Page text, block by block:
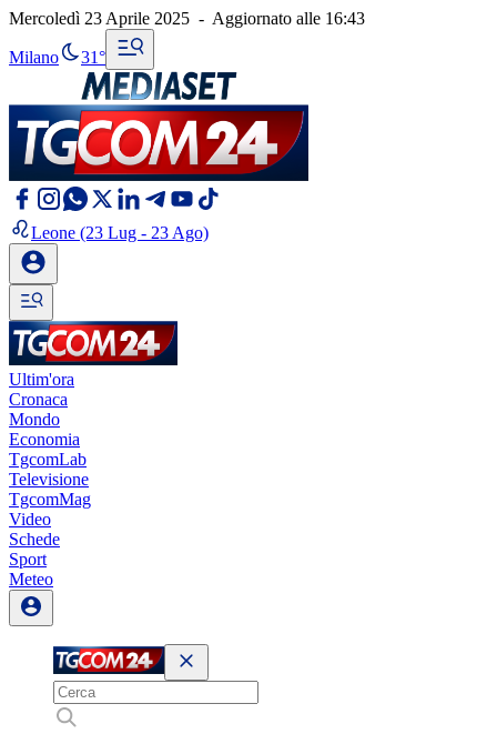
Mercoledì 23 Aprile 2025 - Aggiornato alle 16:43
Milano 31°
Leone (23 Lug - 23 Ago)
Ultim'ora
Cronaca
Mondo
Economia
TgcomLab
Televisione
TgcomMag
Video
Schede
Sport
Meteo